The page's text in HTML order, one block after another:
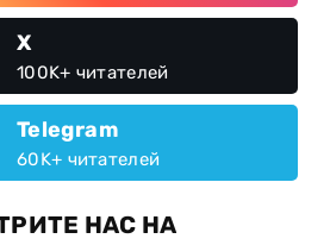
X
100K+ читателей
Telegram
60K+ читателей
НАС НА